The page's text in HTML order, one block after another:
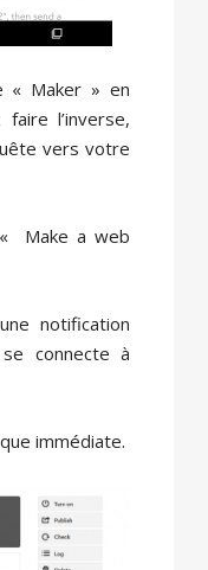
« Maker » en
l’inverse,
vers votre
Make a web
notification
connecte à
immédiate.